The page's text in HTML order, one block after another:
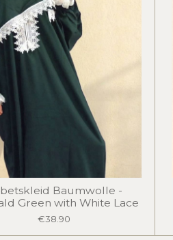
Baumwolle -
Green with White Lace
€38.90